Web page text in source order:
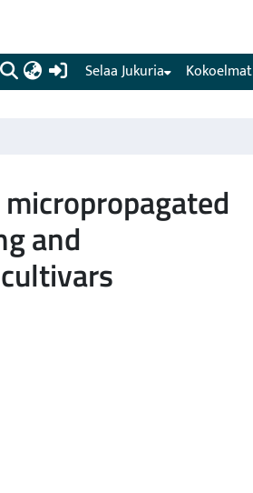
(current) Kokoelmat
Selaa Jukuria
and